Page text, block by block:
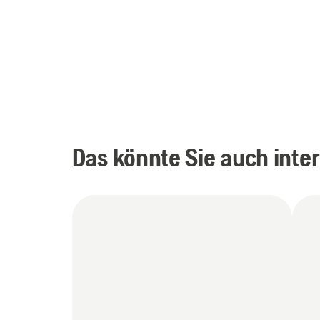
Das könnte Sie auch